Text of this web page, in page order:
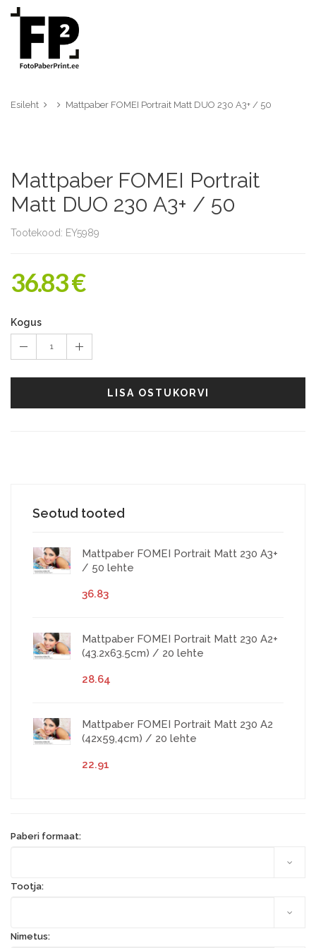
Esileht Mattpaber FOMEI Portrait Matt DUO 230 A3+ / 50
Mattpaber FOMEI Portrait
Matt DUO 230 A3+ / 50
Tootekood: EY5989
36.83 €
Kogus
1
LISA OSTUKORVI
Seotud tooted
Mattpaber FOMEI Portrait Matt 230 A3+
/ 50 lehte
36.83
Mattpaber FOMEI Portrait Matt 230 A2+
(43.2x63.5cm) / 20 lehte
28.64
Mattpaber FOMEI Portrait Matt 230 A2
(42x59,4cm) / 20 lehte
22.91
Paberi formaat:
Tootja:
Nimetus: